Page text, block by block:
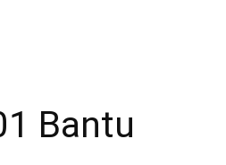
Bantu